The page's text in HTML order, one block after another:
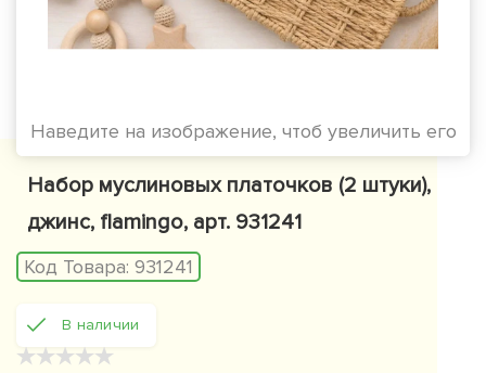
Наведите на изображение, чтоб увеличить его
Набор муслиновых платочков (2 штуки),
джинс, flamingo, арт. 931241
Код Товара: 931241
В наличии
★★★★★